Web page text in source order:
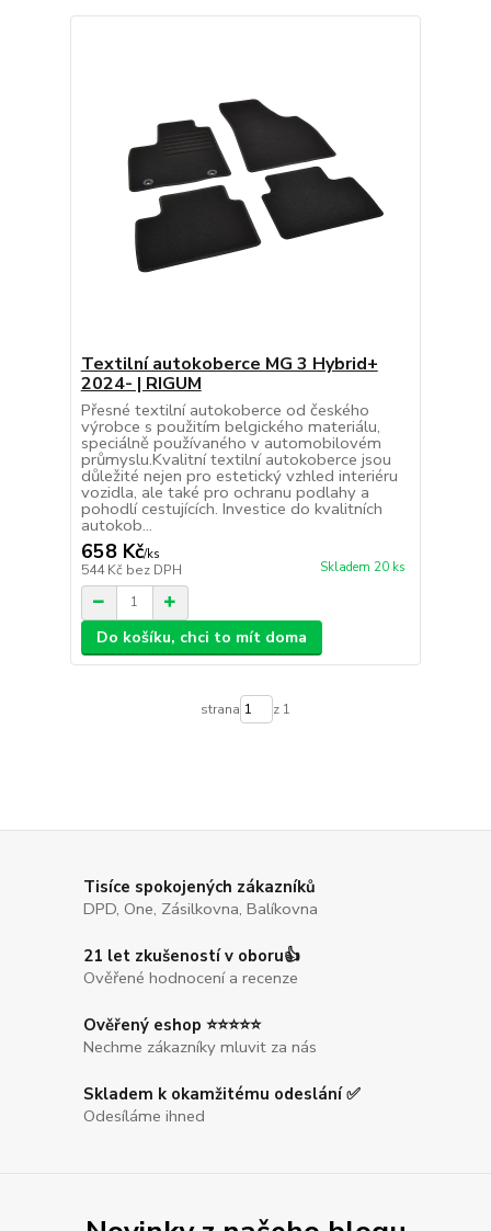
Textilní autokoberce MG 3 Hybrid+
2024- | RIGUM
Přesné textilní autokoberce od českého
výrobce s použitím belgického materiálu,
speciálně používaného v automobilovém
průmyslu.Kvalitní textilní autokoberce jsou
důležité nejen pro estetický vzhled interiéru
vozidla, ale také pro ochranu podlahy a
pohodlí cestujících. Investice do kvalitních
autokob...
658 Kč/ks
544 Kč bez DPH Skladem 20 ks
Do košíku, chci to mít doma
strana z 1
Tisíce spokojených zákazníků
DPD, One, Zásilkovna, Balíkovna
21 let zkušeností v oboru👍
Ověřené hodnocení a recenze
Ověřený eshop ⭐⭐⭐⭐⭐
Nechme zákazníky mluvit za nás
Skladem k okamžitému odeslání ✅
Odesíláme ihned